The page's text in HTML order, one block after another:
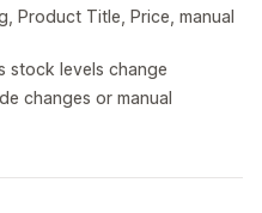
Product Title, Price, manual
stock levels change
changes or manual